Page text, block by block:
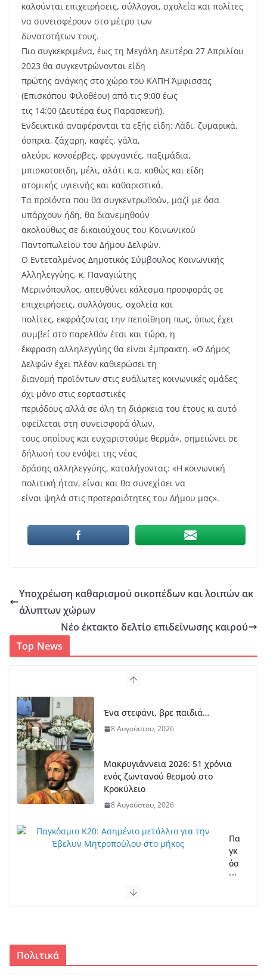
καλούνται επιχειρήσεις, σύλλογοι, σχολεία και πολίτες
να συνεισφέρουν στο μέτρο των
δυνατοτήτων τους.
Πιο συγκεκριμένα, έως τη Μεγάλη Δευτέρα 27 Απριλίου
2023 θα συγκεντρώνονται είδη
πρώτης ανάγκης στο χώρο του ΚΑΠΗ Άμφισσας
(Επισκόπου Φιλοθέου) από τις 9:00 έως
τις 14:00 (Δευτέρα έως Παρασκευή).
Ενδεικτικά αναφέρονται τα εξής είδη: Λάδι, ζυμαρικά,
όσπρια, ζάχαρη, καφές, γάλα,
αλεύρι, κονσέρβες, φρυγανιές, παξιμάδια,
μπισκοτοειδη, μέλι, αλάτι κ.α. καθώς και είδη
ατομικής υγιεινής και καθαριστικά.
Τα προϊόντα που θα συγκεντρωθούν, μαζί με όσα
υπάρχουν ήδη, θα διανεμηθούν
ακολούθως σε δικαιούχους του Κοινωνικού
Παντοπωλείου του Δήμου Δελφών.
Ο Εντεταλμένος Δημοτικός Σύμβουλος Κοινωνικής
Αλληλεγγύης, κ. Παναγιώτης
Μερινόπουλος, απευθύνει κάλεσμα προσφοράς σε
επιχειρήσεις, συλλόγους, σχολεία και
πολίτες, εκφράζοντας την πεποίθηση πως, όπως έχει
συμβεί στο παρελθόν έτσι και τώρα, η
έκφραση αλληλεγγύης θα είναι έμπρακτη. «Ο Δήμος
Δελφών έχει πλέον καθιερώσει τη
διανομή προϊόντων στις ευάλωτες κοινωνικές ομάδες
όχι μόνο στις εορταστικές
περιόδους αλλά σε όλη τη διάρκεια του έτους κι αυτό
οφείλεται στη συνεισφορά όλων,
τους οποίους και ευχαριστούμε θερμά», σημειώνει σε
δήλωσή του ενόψει της νέας
δράσης αλληλεγγύης, καταλήγοντας: «Η κοινωνική
πολιτική ήταν, είναι και θα συνεχίσει να
είναι ψηλά στις προτεραιότητες του Δήμου μας».
Υποχρέωση καθαρισμού οικοπέδων και λοιπών ακ
άλυπτων χώρων
Νέο έκτακτο δελτίο επιδείνωσης καιρού
Top News
Ένα στεφάνι, βρε παιδιά…
8 Αυγούστου, 2026
Μακρυγιάννεια 2026: 51 χρόνια
ενός ζωντανού θεσμού στο
Κροκύλειο
8 Αυγούστου, 2026
Πα
γκ
όσ
μι
ο
Πολιτικά